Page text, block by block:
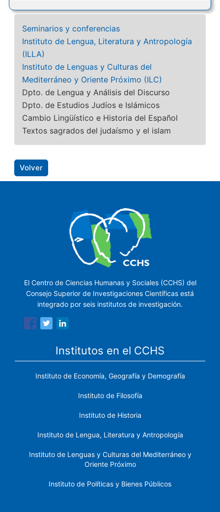
Seminarios y conferencias
Instituto de Lengua, Literatura y Antropología
(ILLA)
Instituto de Lenguas y Culturas del
Mediterráneo y Oriente Próximo (ILC)
Dpto. de Lengua y Análisis del Discurso
Dpto. de Estudios Judíos e Islámicos
Cambio Lingüístico e Historia del Español
Textos sagrados del judaísmo y el islam
Volver
El Centro de Ciencias Humanas y Sociales (CCHS) del
Consejo Superior de Investigaciones Científicas está
integrado por seis institutos de investigación.
Institutos en el CCHS
Instituto de Economía, Geografía y Demografía
Instituto de Filosofía
Instituto de Historia
Instituto de Lengua, Literatura y Antropología
Instituto de Lenguas y Culturas del Mediterráneo y
Oriente Próximo
Instituto de Políticas y Bienes Públicos